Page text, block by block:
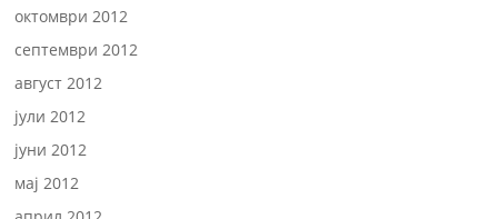
октомври 2012
септември 2012
август 2012
јули 2012
јуни 2012
мај 2012